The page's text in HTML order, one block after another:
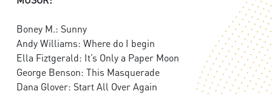
Boney M.: Sunny
Andy Williams: Where do I begin
Ella Fiztgerald: It’s Only a Paper Moon
George Benson: This Masquerade
Dana Glover: Start All Over Again